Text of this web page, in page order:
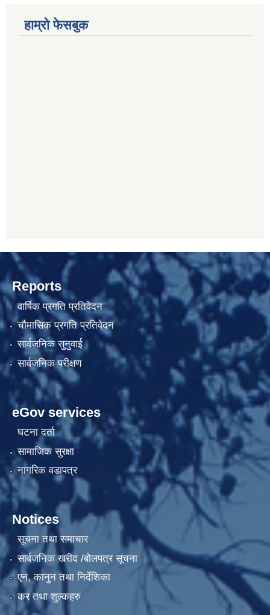
हाम्रो फेसबुक
Reports
वार्षिक प्रगति प्रतिवेदन
चौमासिक प्रगति प्रतिवेदन
सार्वजनिक सुनुवाई
सार्वजनिक परीक्षण
eGov services
घटना दर्ता
सामाजिक सुरक्षा
नागरिक वडापत्र
Notices
सूचना तथा समाचार
सार्वजनिक खरीद /बोलपत्र सूचना
एन, कानुन तथा निर्देशिका
कर तथा शुल्कहरु